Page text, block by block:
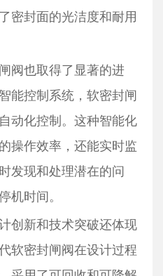
密封面的光洁度和耐用
阀也取得了显著的进
能控制系统，软密封闸
动化控制。这种智能化
操作效率，还能实时监
发现和处理潜在的问
机时间。
创新和技术突破还体现
软密封闸阀在设计过程